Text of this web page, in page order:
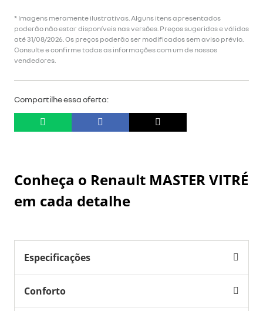
* Imagens meramente ilustrativas. Alguns itens apresentados
poderão não estar disponíveis nas versões. Preços sugeridos e válidos
até 31/08/2026. Os preços poderão ser modificados sem aviso prévio.
Consulte e confirme todas as informações com um de nossos
vendedores.
Compartilhe essa oferta:
Conheça o Renault MASTER VITRÉ
em cada detalhe
Especificações
Conforto